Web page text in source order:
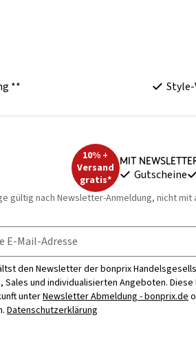
**
10% +
Versand
gratis*
Mit
Gutscheine
gültig nach Newsletter-Anmeldung, nicht
E-Mail-Adresse
den Newsletter der bonprix
Sales und individualisierten Angeboten.
unterNewsletter Abmeldung - bonprix.de
Datenschutzerklärung